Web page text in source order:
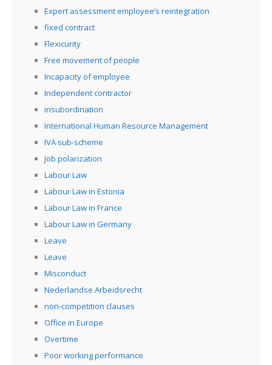
Expert assessment employee’s reintegration
fixed contract
Flexicurity
Free movement of people
Incapacity of employee
Independent contractor
insubordination
International Human Resource Management
IVA sub-scheme
Job polarization
Labour Law
Labour Law in Estonia
Labour Law in France
Labour Law in Germany
Leave
Leave
Misconduct
Nederlandse Arbeidsrecht
non-competition clauses
Office in Europe
Overtime
Poor working performance